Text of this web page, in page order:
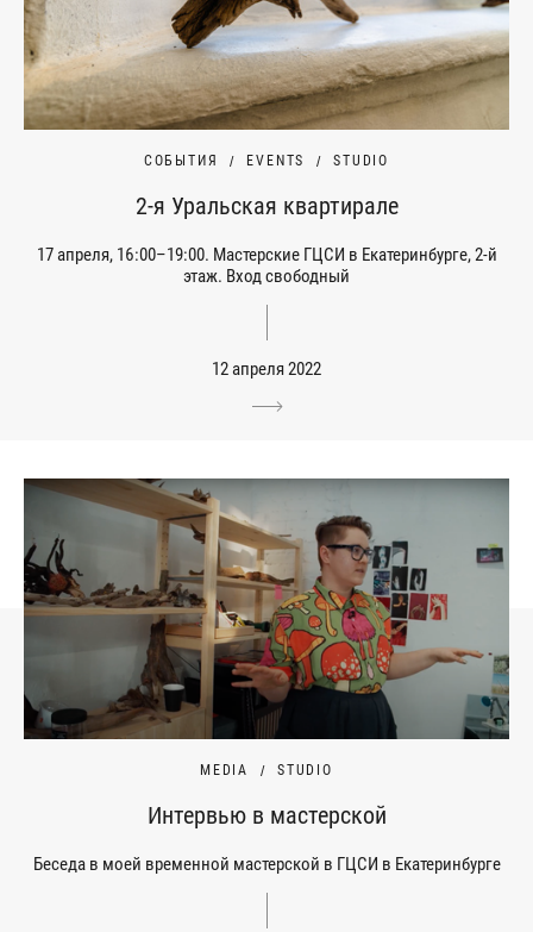
СОБЫТИЯ EVENTS STUDIO
2-я Уральская квартирале
17 апреля, 16:00–19:00. Мастерские ГЦСИ в Екатеринбурге, 2-й
этаж. Вход свободный
12 апреля 2022
MEDIA STUDIO
Интервью в мастерской
Беседа в моей временной мастерской в ГЦСИ в Екатеринбурге